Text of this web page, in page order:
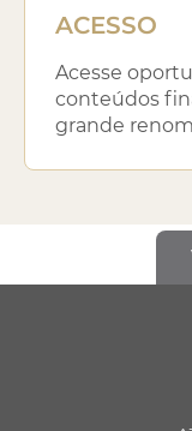
ACESSO
Acesse
conteúdos
grande